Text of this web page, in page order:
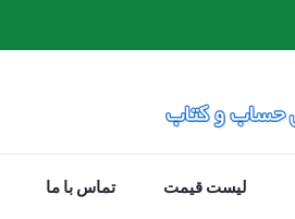
لیست قیمت تماس با ما